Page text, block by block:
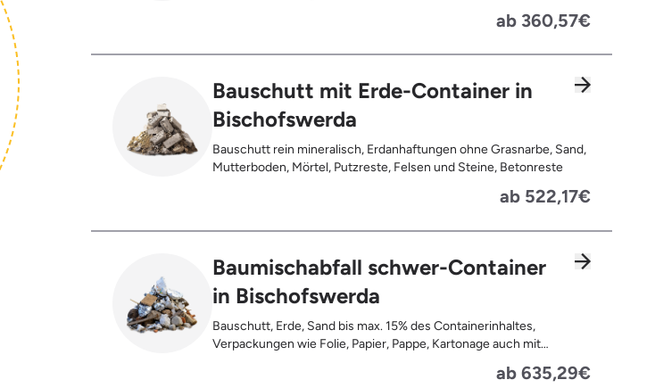
ab 360,57€
Bauschutt mit Erde-Container in
Bischofswerda
Bauschutt rein mineralisch, Erdanhaftungen ohne Grasnarbe, Sand,
Mutterboden, Mörtel, Putzreste, Felsen und Steine, Betonreste
ab 522,17€
Baumischabfall schwer-Container
in Bischofswerda
Bauschutt, Erde, Sand bis max. 15% des Containerinhaltes,
Verpackungen wie Folie, Papier, Pappe, Kartonage auch mit
Kunststoffe, Gummi, Styropor, Holz (z.B. Spanplatten, Bauholz,
ab 635,29€